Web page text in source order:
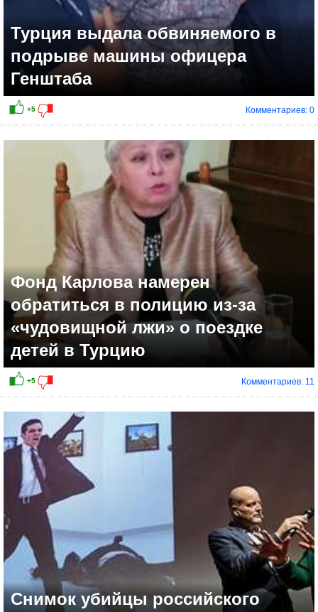
-1
Турция выдала обвиняемого в
подрыве машины офицера
Генштаба
Комментариев: 0
Фонд Карлова намерен
обратиться в полицию из-за
«чудовищной лжи» о поездке
детей в Турцию
Комментариев: 11
Снимок убийцы российского